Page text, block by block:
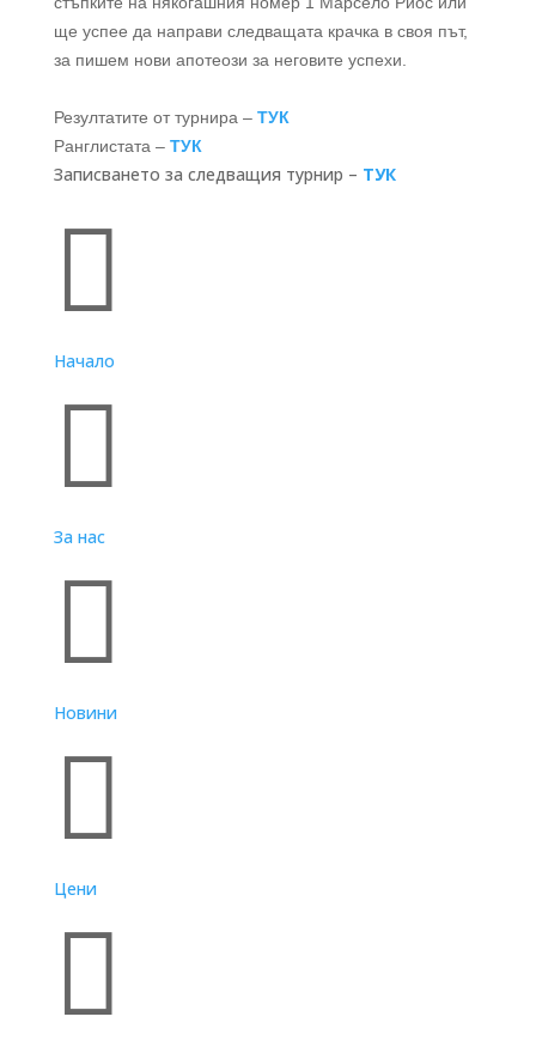
ще успее да направи следващата крачка в своя път,
за пишем нови апотеози за неговите успехи.
Резултатите от турнира – ТУК
Ранглистата – ТУК
Записването за следващия турнир – ТУК

Начало

За нас

Новини

Цени
